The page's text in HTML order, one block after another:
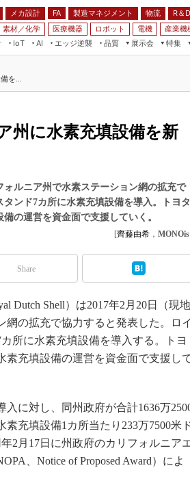
メカ設計 FA 製造マネジメント 物流 R＆D
素材／化学 医療機器 ロボット 電機 産業機
IoT
AI
エッジ逆襲 品質
展示会
FRONTIER
ク展
WORLD
オープンネット展
特集
VR／AR
フィールドサービス
組み込み画像技術
組み込みモデリング
ISO26262
3Dプリンタ
S＆OP
メイドインジャパン
植物工場
FA
モビリティ
を...
州に水素充填設備を新
ルニア州で水素ステーション網の拡充で
ンド7カ所に水素充填設備を導入。トヨタ
の運営を資金面で支援していく。
[齊藤由希 ，
Share
Dutch Shell）は2017年2月20日（現地
の拡充で協力すると発表した。ロイ
所に水素充填設備を導入する。トヨ
素充填設備の運営を資金面で支援し
に対し、同州政府が合計1636万
充填設備1カ所当たり233万7500米
2月17日に州政府のカリフォルニア
、Notice of Proposed Award）によ